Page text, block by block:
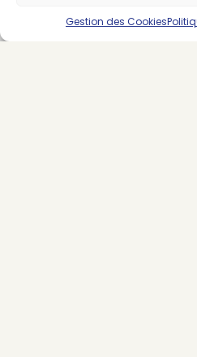
Gestion des Cookies